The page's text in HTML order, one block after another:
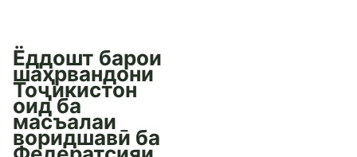
Ëддошт барои
шаҳрвандони
Тоҷикистон
оид ба
масъалаи
воридшавӣ ба